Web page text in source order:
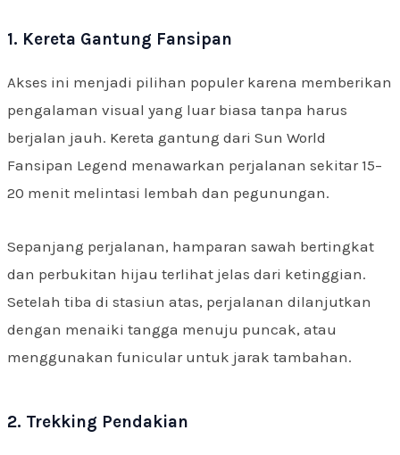
1. Kereta Gantung Fansipan
Akses ini menjadi pilihan populer karena memberikan
pengalaman visual yang luar biasa tanpa harus
berjalan jauh. Kereta gantung dari Sun World
Fansipan Legend menawarkan perjalanan sekitar 15–
20 menit melintasi lembah dan pegunungan.
Sepanjang perjalanan, hamparan sawah bertingkat
dan perbukitan hijau terlihat jelas dari ketinggian.
Setelah tiba di stasiun atas, perjalanan dilanjutkan
dengan menaiki tangga menuju puncak, atau
menggunakan funicular untuk jarak tambahan.
2. Trekking Pendakian